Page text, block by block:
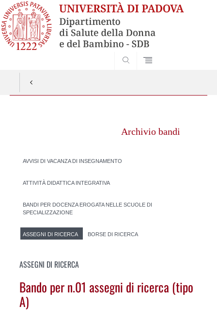
Archivio bandi
AVVISI DI VACANZA DI INSEGNAMENTO
ATTIVITÀ DIDATTICA INTEGRATIVA
BANDI PER DOCENZA EROGATA NELLE SCUOLE DI
SPECIALIZZAZIONE
ASSEGNI DI RICERCA BORSE DI RICERCA
ASSEGNI DI RICERCA
Bando per n.01 assegni di ricerca (tipo
A)